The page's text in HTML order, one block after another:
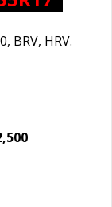
BRV, HRV.
,500